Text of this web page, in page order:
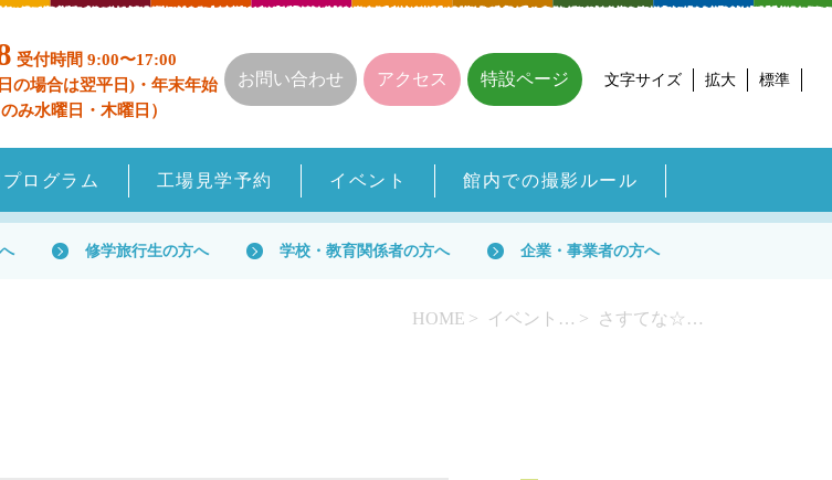
受付時間 9:00〜17:00
の場合は翌平日)・年末年始
水曜日・木曜日）
お問い合わせ アクセス 特設ページ 文字サイズ 拡大 標準
ログラム 工場見学予約 イベント 館内での撮影ルール
修学旅行生の方へ 学校・教育関係者の方へ 企業・事業者の方へ
HOME イベント一覧 さすてな☆こどもごみ分別講座 7.23